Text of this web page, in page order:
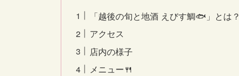
「越後の旬と地酒 えびす鯛🐟」とは？
アクセス
店内の様子
メニュー🍴